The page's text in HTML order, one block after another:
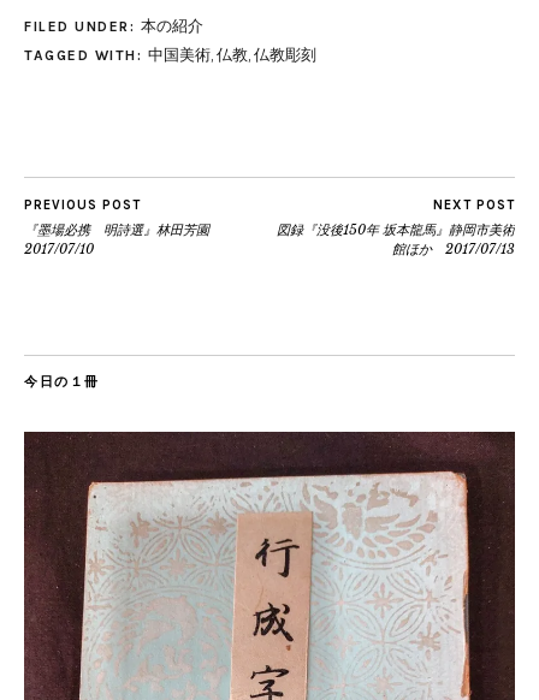
FILED UNDER: 本の紹介
TAGGED WITH: 中国美術, 仏教, 仏教彫刻
PREVIOUS POST
『墨場必携 明詩選』林田芳園
2017/07/10
NEXT POST
図録『没後150年 坂本龍馬』静岡市美術
館ほか 2017/07/13
今日の１冊